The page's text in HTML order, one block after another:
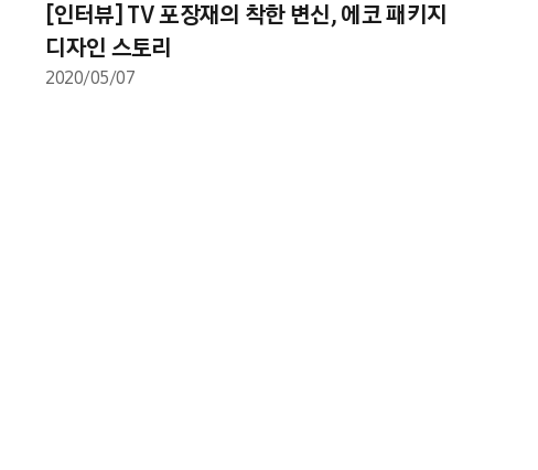
[인터뷰] TV 포장재의 착한 변신, 에코 패키지
디자인 스토리
2020/05/07